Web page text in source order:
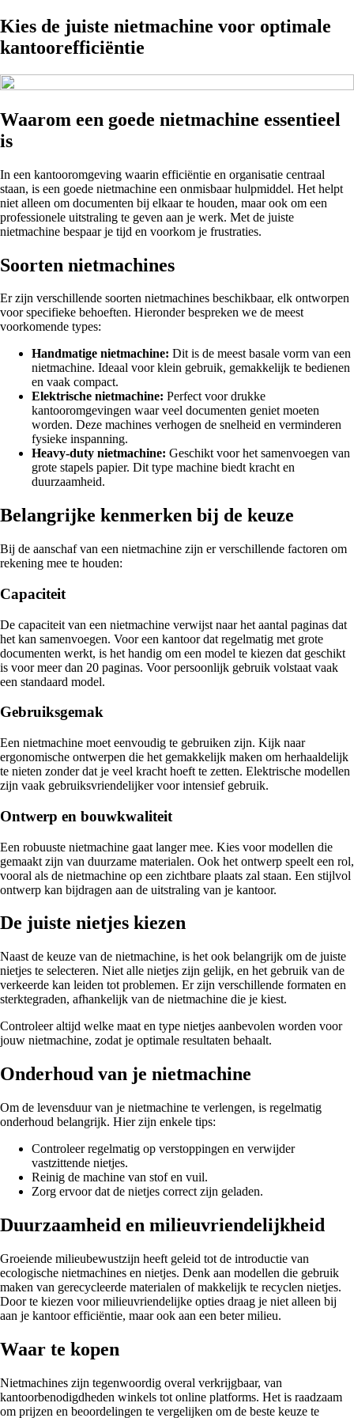
Kies de juiste nietmachine voor optimale
kantoorefficiëntie
Waarom een goede nietmachine essentieel
is
In een kantooromgeving waarin efficiëntie en organisatie centraal
staan, is een goede nietmachine een onmisbaar hulpmiddel. Het helpt
niet alleen om documenten bij elkaar te houden, maar ook om een
professionele uitstraling te geven aan je werk. Met de juiste
nietmachine bespaar je tijd en voorkom je frustraties.
Soorten nietmachines
Er zijn verschillende soorten nietmachines beschikbaar, elk ontworpen
voor specifieke behoeften. Hieronder bespreken we de meest
voorkomende types:
Handmatige nietmachine: Dit is de meest basale vorm van een
nietmachine. Ideaal voor klein gebruik, gemakkelijk te bedienen
en vaak compact.
Elektrische nietmachine: Perfect voor drukke
kantooromgevingen waar veel documenten geniet moeten
worden. Deze machines verhogen de snelheid en verminderen
fysieke inspanning.
Heavy-duty nietmachine: Geschikt voor het samenvoegen van
grote stapels papier. Dit type machine biedt kracht en
duurzaamheid.
Belangrijke kenmerken bij de keuze
Bij de aanschaf van een nietmachine zijn er verschillende factoren om
rekening mee te houden:
Capaciteit
De capaciteit van een nietmachine verwijst naar het aantal paginas dat
het kan samenvoegen. Voor een kantoor dat regelmatig met grote
documenten werkt, is het handig om een model te kiezen dat geschikt
is voor meer dan 20 paginas. Voor persoonlijk gebruik volstaat vaak
een standaard model.
Gebruiksgemak
Een nietmachine moet eenvoudig te gebruiken zijn. Kijk naar
ergonomische ontwerpen die het gemakkelijk maken om herhaaldelijk
te nieten zonder dat je veel kracht hoeft te zetten. Elektrische modellen
zijn vaak gebruiksvriendelijker voor intensief gebruik.
Ontwerp en bouwkwaliteit
Een robuuste nietmachine gaat langer mee. Kies voor modellen die
gemaakt zijn van duurzame materialen. Ook het ontwerp speelt een rol,
vooral als de nietmachine op een zichtbare plaats zal staan. Een stijlvol
ontwerp kan bijdragen aan de uitstraling van je kantoor.
De juiste nietjes kiezen
Naast de keuze van de nietmachine, is het ook belangrijk om de juiste
nietjes te selecteren. Niet alle nietjes zijn gelijk, en het gebruik van de
verkeerde kan leiden tot problemen. Er zijn verschillende formaten en
sterktegraden, afhankelijk van de nietmachine die je kiest.
Controleer altijd welke maat en type nietjes aanbevolen worden voor
jouw nietmachine, zodat je optimale resultaten behaalt.
Onderhoud van je nietmachine
Om de levensduur van je nietmachine te verlengen, is regelmatig
onderhoud belangrijk. Hier zijn enkele tips:
Controleer regelmatig op verstoppingen en verwijder
vastzittende nietjes.
Reinig de machine van stof en vuil.
Zorg ervoor dat de nietjes correct zijn geladen.
Duurzaamheid en milieuvriendelijkheid
Groeiende milieubewustzijn heeft geleid tot de introductie van
ecologische nietmachines en nietjes. Denk aan modellen die gebruik
maken van gerecycleerde materialen of makkelijk te recyclen nietjes.
Door te kiezen voor milieuvriendelijke opties draag je niet alleen bij
aan je kantoor efficiëntie, maar ook aan een beter milieu.
Waar te kopen
Nietmachines zijn tegenwoordig overal verkrijgbaar, van
kantoorbenodigdheden winkels tot online platforms. Het is raadzaam
om prijzen en beoordelingen te vergelijken om de beste keuze te